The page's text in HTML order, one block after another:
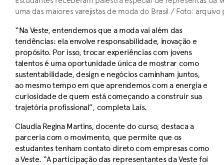
uma das maiores varejistas de moda do Brasil / Foto: arquivo
“Na Veste, entendemos que a moda vai além das
tendências: ela envolve responsabilidade, inovação e
propósito. Por isso, trocar experiências com jovens
talentos é uma oportunidade única de mostrar como
sustentabilidade, design e negócios caminham juntos,
ao mesmo tempo em que aprendemos com a energia e
curiosidade de quem está começando a construir sua
trajetória profissional”, completa Laís.
Claudia Regina Martins, docente do curso, destaca a
parceria com o movimento, que permite que os
estudantes tenham contato direto com empresas como
a Veste. “A participação das representantes da Veste foi